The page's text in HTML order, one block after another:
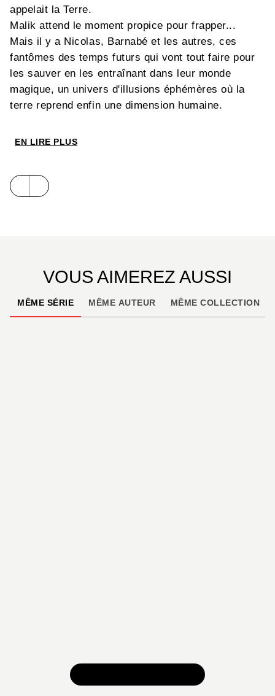
appelait la Terre.
Malik attend le moment propice pour frapper...
Mais il y a Nicolas, Barnabé et les autres, ces
fantômes des temps futurs qui vont tout faire pour
les sauver en les entraînant dans leur monde
magique, un univers d'illusions éphémères où la
terre reprend enfin une dimension humaine.
EN LIRE PLUS
VOUS AIMEREZ AUSSI
MÊME SÉRIE MÊME AUTEUR MÊME COLLECTION